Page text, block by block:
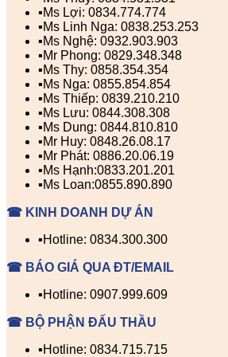
▪️Ms Lợi: 0834.774.774
▪️Ms Linh Nga: 0838.253.253
▪️Ms Nghệ: 0932.903.903
▪️Mr Phong: 0829.348.348
▪️Ms Thy: 0858.354.354
▪️Ms Nga: 0855.854.854
▪️Ms Thiếp: 0839.210.210
▪️Ms Lưu: 0844.308.308
▪️Ms Dung: 0844.810.810
▪️Mr Huy: 0848.26.08.17
▪️Mr Phát: 0886.20.06.19
▪️Ms Hạnh:0833.201.201
▪️Ms Loan:0855.890.890
☎ KINH DOANH DỰ ÁN
▪️Hotline: 0834.300.300
☎ BÁO GIÁ QUA ĐT/EMAIL
▪️Hotline: 0907.999.609
☎ BỘ PHẬN ĐẤU THẦU
▪️Hotline: 0834.715.715